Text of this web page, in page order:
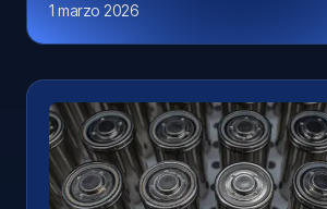
1 marzo 2026